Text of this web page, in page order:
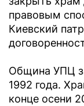
правовым
Киевский
Община УПЦ
1992 года.
конце осени